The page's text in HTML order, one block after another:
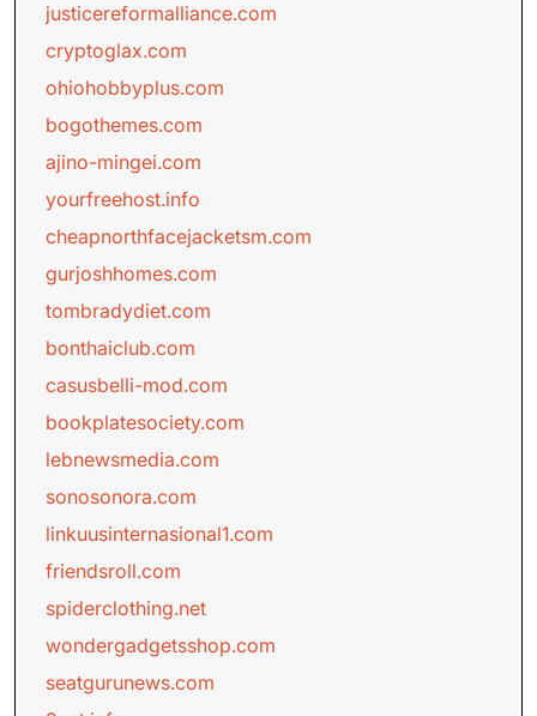
justicereformalliance.com
cryptoglax.com
ohiohobbyplus.com
bogothemes.com
ajino-mingei.com
yourfreehost.info
cheapnorthfacejacketsm.com
gurjoshhomes.com
tombradydiet.com
bonthaiclub.com
casusbelli-mod.com
bookplatesociety.com
lebnewsmedia.com
sonosonora.com
linkuusinternasional1.com
friendsroll.com
spiderclothing.net
wondergadgetsshop.com
seatgurunews.com